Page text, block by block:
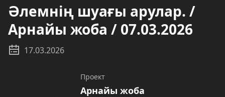
Әлемнің шуағы арулар. /
Арнайы жоба / 07.03.2026
17.03.2026
Проект
Арнайы жоба